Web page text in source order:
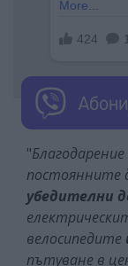
"
постоянните
убедителни
велосипедите
пътуване в